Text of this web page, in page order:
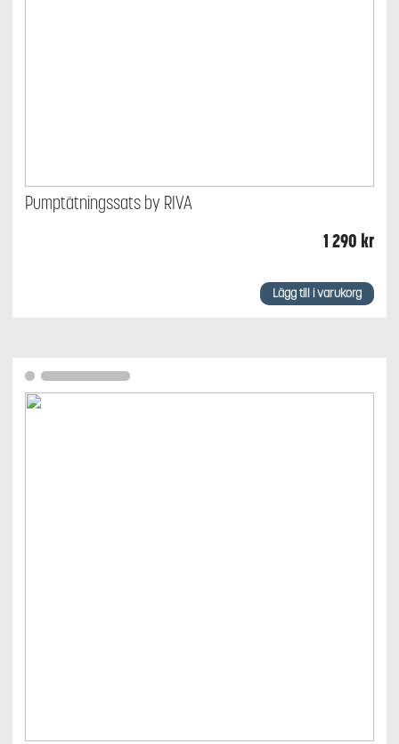
Pumptätningssats by RIVA
1 290 kr
Lägg till i varukorg